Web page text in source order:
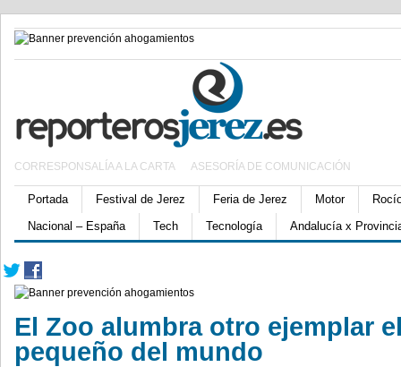
CORRESPONSALÍA A LA CARTA ASESORÍA DE COMUNICACIÓN
Portada Festival de Jerez Feria de Jerez Motor
Nacional – España
Tech Tecnología Andalucía x
El Zoo alumbra otro ejemplar
pequeño del mundo